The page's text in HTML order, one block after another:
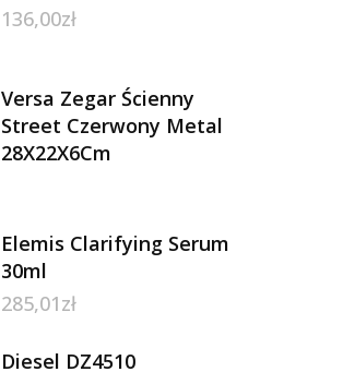
136,00zł
Versa Zegar Ścienny
Street Czerwony Metal
28X22X6Cm
Elemis Clarifying Serum
30ml
285,01zł
Diesel DZ4510